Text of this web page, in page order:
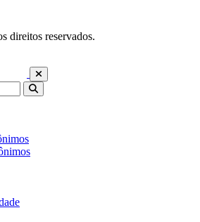
direitos reservados.